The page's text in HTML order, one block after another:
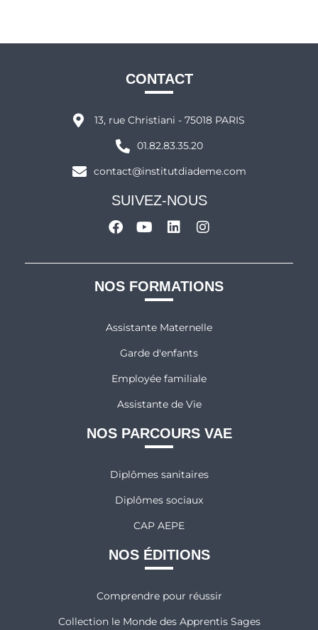
CONTACT
13, rue Christiani - 75018 PARIS
01.82.83.35.20
contact@institutdiademe.com
SUIVEZ-NOUS
NOS FORMATIONS
Assistante Maternelle
Garde d'enfants
Employée familiale
Assistante de Vie
NOS PARCOURS VAE
Diplômes sanitaires
Diplômes sociaux
CAP AEPE
NOS ÉDITIONS
Comprendre pour réussir
Collection le Monde des Apprentis Sages